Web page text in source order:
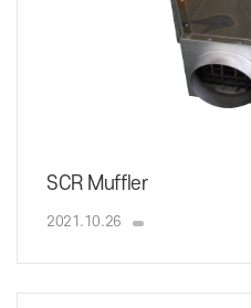
SCR Muffler
2021.10.26